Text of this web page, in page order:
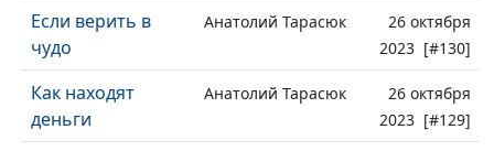
Если верить в
чудо
Анатолий Тарасюк
26 октября
2023 [#130]
Как находят
деньги
Анатолий Тарасюк
26 октября
2023 [#129]